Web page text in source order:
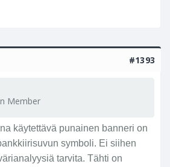
#1393
Member
käytettävä punainen banneri on
symboli. Ei siihen
tarvita. Tähti on